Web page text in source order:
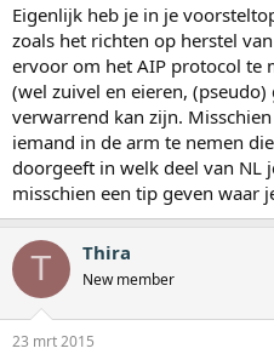
Eigenlijk heb je in je
zoals het richten op herstel
ervoor om het AIP protocol te
(wel zuivel en eieren,
verwarrend kan zijn.
iemand in de arm te nemen
doorgeeft in welk deel van NL
misschien een tip geven waar
T Thira
New member
23 mrt 2015